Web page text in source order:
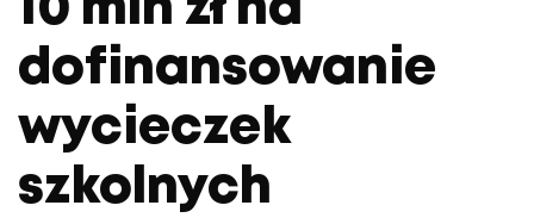
10 mln zł na
dofinansowanie
wycieczek
szkolnych